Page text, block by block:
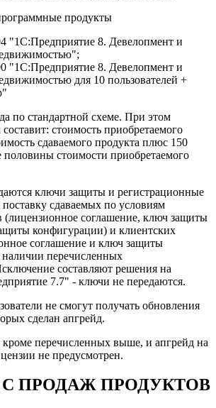
продукты
"1С:Предприятие 8. Девелопмент и
"1С:Предприятие 8. Девелопмент и
для 10 пользователей +
по стандартной схеме. При этом
стоимость приобретаемого
сдаваемого продукта плюс 150
половины стоимости приобретаемого
ключи защиты и регистрационные
сдаваемых по условиям
(лицензионное соглашение, ключ защиты
конфигурации) и клиентских
соглашение и ключ защиты
перечисленных
составляют решения на
7.7" - ключи не передаются.
не смогут получать обновления
сделан апгрейд.
перечисленных выше, и апгрейд на
не предусмотрен.
ПРОДАЖ ПРОДУКТОВ